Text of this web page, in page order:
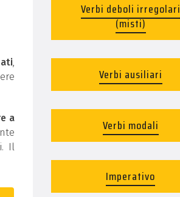
,
a
Il
Verbi deboli irregolari
(misti)
Verbi ausiliari
Verbi modali
Imperativo